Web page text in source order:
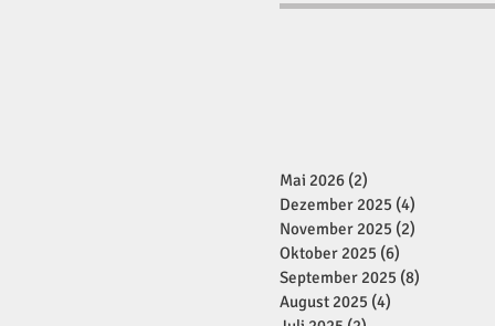
Mai 2026 (2)
Dezember 2025 (4)
November 2025 (2)
Oktober 2025 (6)
September 2025 (8)
August 2025 (4)